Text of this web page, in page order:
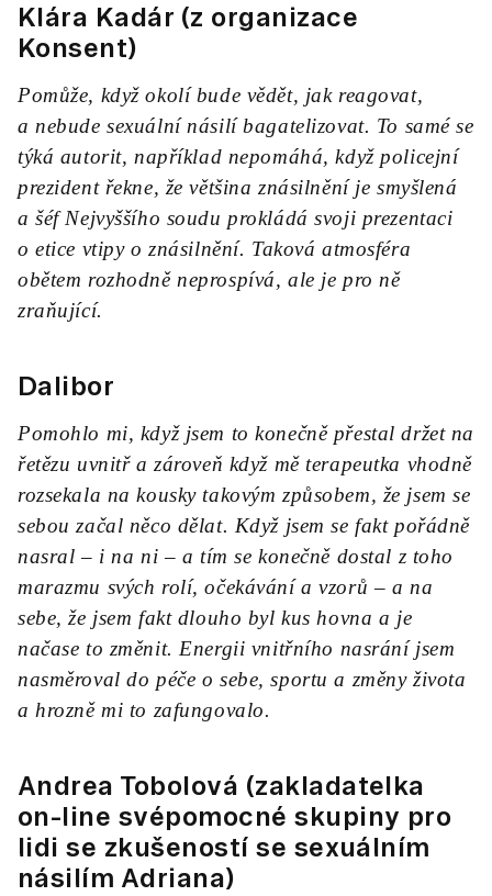
Klára Kadár (z organizace
Konsent)
Pomůže, když okolí bude vědět, jak reagovat,
a nebude sexuální násilí bagatelizovat. To samé se
týká autorit, například nepomáhá, když policejní
prezident řekne, že většina znásilnění je smyšlená
a šéf Nejvyššího soudu prokládá svoji prezentaci
o etice vtipy o znásilnění. Taková atmosféra
obětem rozhodně neprospívá, ale je pro ně
zraňující.
Dalibor
Pomohlo mi, když jsem to konečně přestal držet na
řetězu uvnitř a zároveň když mě terapeutka vhodně
rozsekala na kousky takovým způsobem, že jsem se
sebou začal něco dělat. Když jsem se fakt pořádně
nasral – i na ni – a tím se konečně dostal z toho
marazmu svých rolí, očekávání a vzorů – a na
sebe, že jsem fakt dlouho byl kus hovna a je
načase to změnit. Energii vnitřního nasrání jsem
nasměroval do péče o sebe, sportu a změny života
a hrozně mi to zafungovalo.
Andrea Tobolová (zakladatelka
on-line svépomocné skupiny pro
lidi se zkušeností se sexuálním
násilím Adriana)